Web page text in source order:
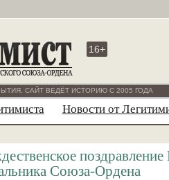
16+
САЙТ ВЕДЁТ ИСТОРИЮ С 2005 ГОДА
Новости от
Союза-Ордена